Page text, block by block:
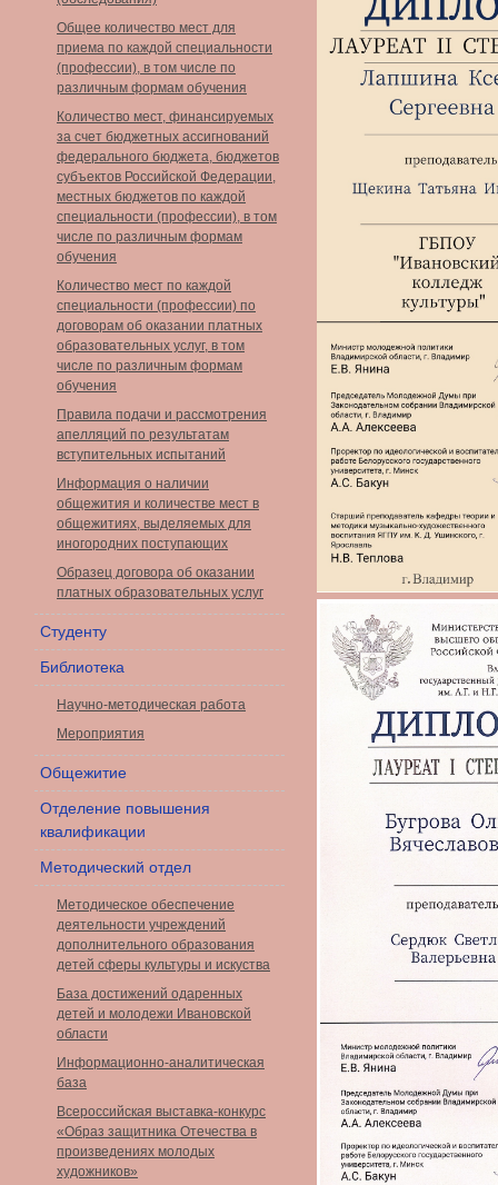
Общее количество мест для
приема по каждой специальности
(профессии), в том числе по
различным формам обучения
Количество мест, финансируемых
за счет бюджетных ассигнований
федерального бюджета, бюджетов
субъектов Российской Федерации,
местных бюджетов по каждой
специальности (профессии), в том
числе по различным формам
обучения
Количество мест по каждой
специальности (профессии) по
договорам об оказании платных
образовательных услуг, в том
числе по различным формам
обучения
Правила подачи и рассмотрения
апелляций по результатам
вступительных испытаний
Информация о наличии
общежития и количестве мест в
общежитиях, выделяемых для
иногородних поступающих
Образец договора об оказании
платных образовательных услуг
Студенту
Библиотека
Научно-методическая работа
Мероприятия
Общежитие
Отделение повышения
квалификации
Методический отдел
Методическое обеспечение
деятельности учреждений
дополнительного образования
детей сферы культуры и искуства
База достижений одаренных
детей и молодежи Ивановской
области
Информационно-аналитическая
база
Всероссийская выставка-конкурс
«Образ защитника Отечества в
произведениях молодых
художников»